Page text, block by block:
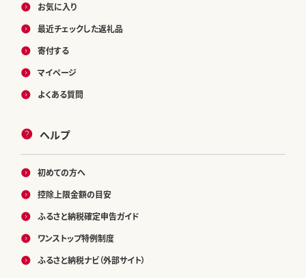
お気に入り
最近チェックした返礼品
寄付する
マイページ
よくある質問
ヘルプ
初めての方へ
控除上限金額の目安
ふるさと納税確定申告ガイド
ワンストップ特例制度
ふるさと納税ナビ（外部サイト）